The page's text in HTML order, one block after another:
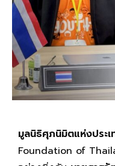
มูลนิธิศุภนิมิตแห่งประเ
Foundation of